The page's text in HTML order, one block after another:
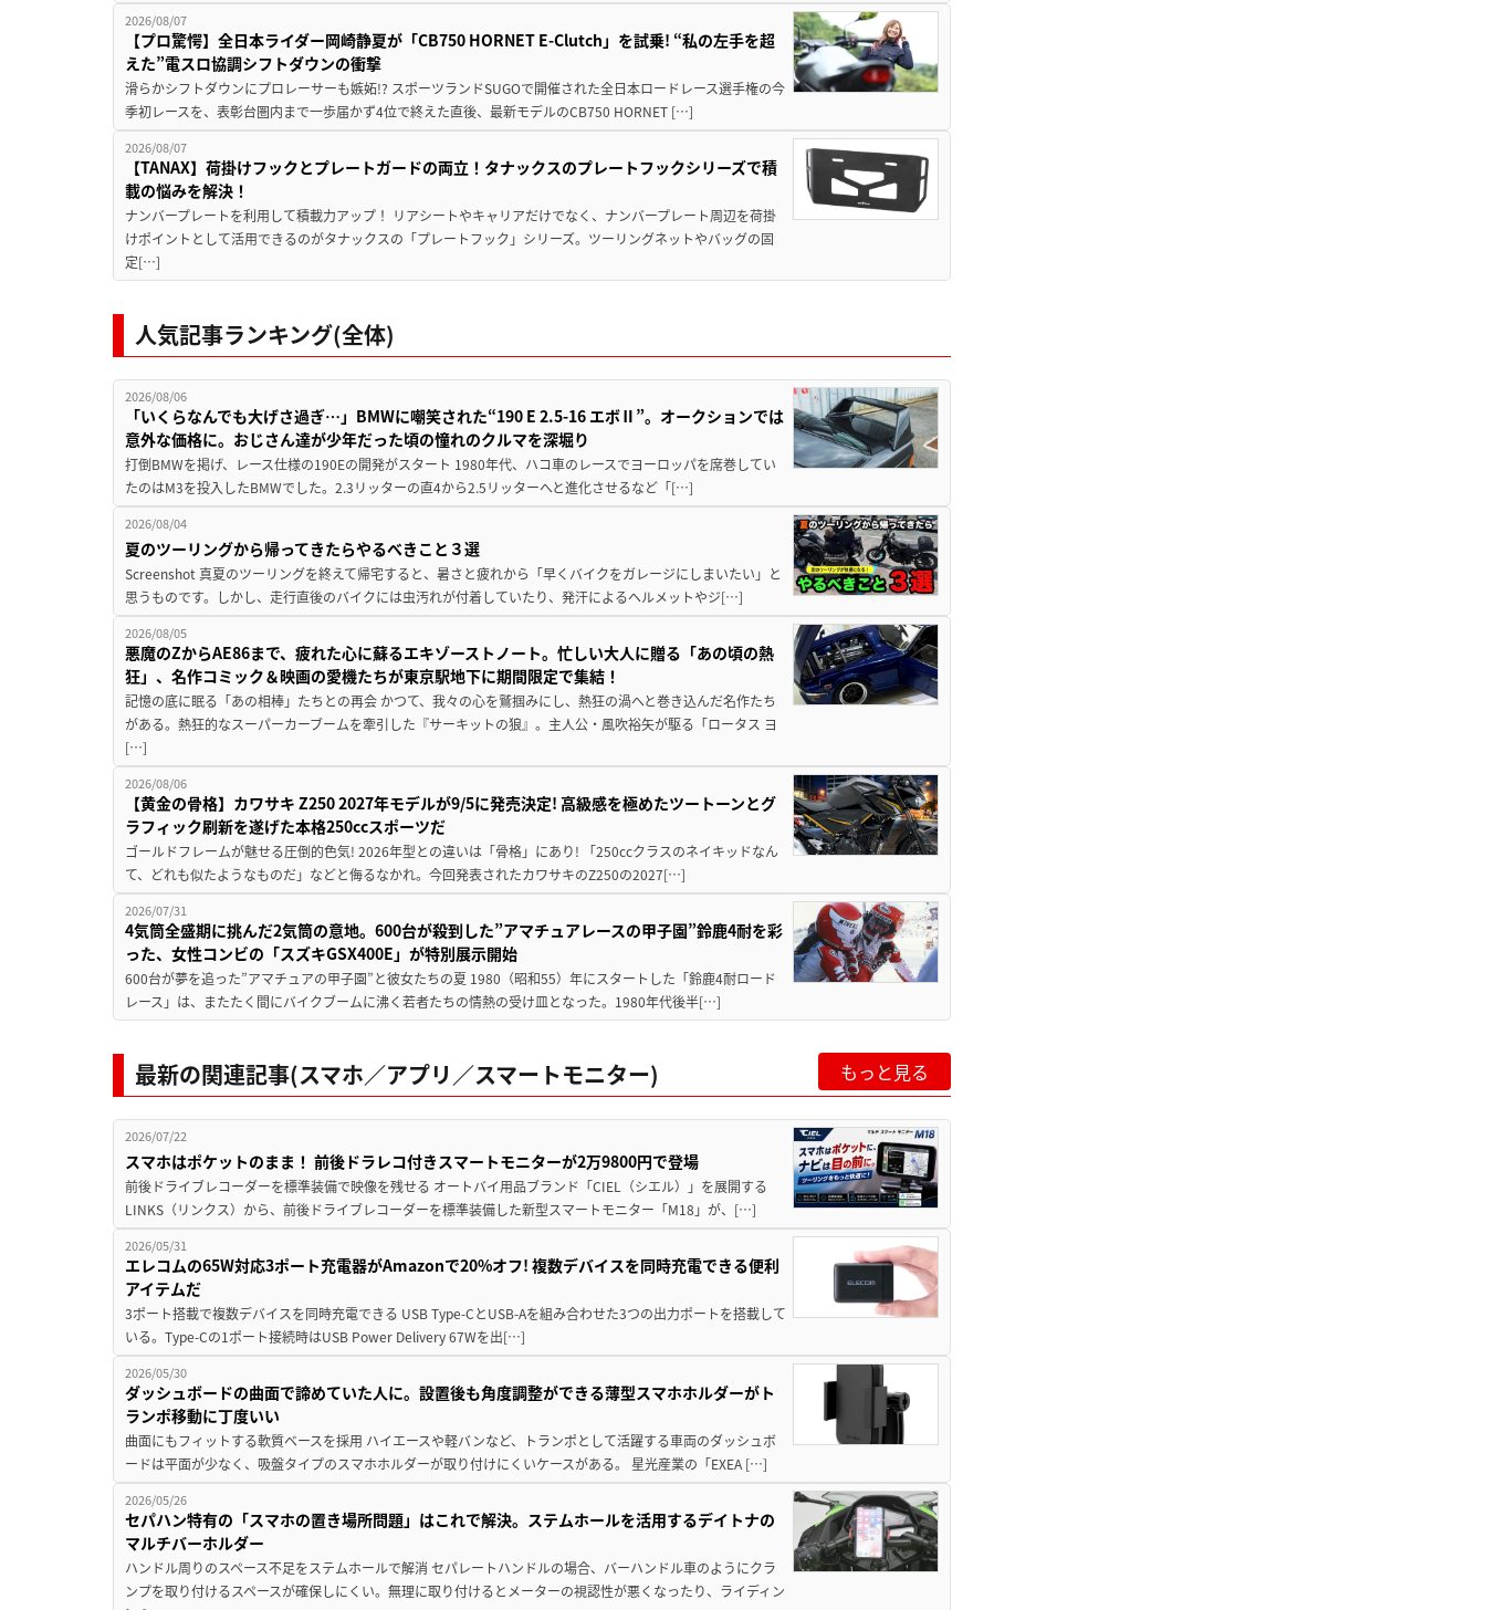
2026/08/07
【プロ驚愕】全日本ライダー岡崎静夏が「CB750 HORNET E-Clutch」を試乗! “私の左手を超
えた”電スロ協調シフトダウンの衝撃
滑らかシフトダウンにプロレーサーも嫉妬!? スポーツランドSUGOで開催された全日本ロードレース選手権の今
季初レースを、表彰台圏内まで一歩届かず4位で終えた直後、最新モデルのCB750 HORNET […]
2026/08/07
【TANAX】荷掛けフックとプレートガードの両立！タナックスのプレートフックシリーズで積
載の悩みを解決！
ナンバープレートを利用して積載力アップ！ リアシートやキャリアだけでなく、ナンバープレート周辺を荷掛
けポイントとして活用できるのがタナックスの「プレートフック」シリーズ。ツーリングネットやバッグの固
定[…]
人気記事ランキング(全体)
2026/08/06
「いくらなんでも大げさ過ぎ…」BMWに嘲笑された“190 E 2.5-16 エボⅡ”。オークションでは
意外な価格に。おじさん達が少年だった頃の憧れのクルマを深堀り
打倒BMWを掲げ、レース仕様の190Eの開発がスタート 1980年代、ハコ車のレースでヨーロッパを席巻してい
たのはM3を投入したBMWでした。2.3リッターの直4から2.5リッターへと進化させるなど「[…]
2026/08/04
夏のツーリングから帰ってきたらやるべきこと３選
Screenshot 真夏のツーリングを終えて帰宅すると、暑さと疲れから「早くバイクをガレージにしまいたい」と
思うものです。しかし、走行直後のバイクには虫汚れが付着していたり、発汗によるヘルメットやジ[…]
2026/08/05
悪魔のZからAE86まで、疲れた心に蘇るエキゾーストノート。忙しい大人に贈る「あの頃の熱
狂」、名作コミック＆映画の愛機たちが東京駅地下に期間限定で集結！
記憶の底に眠る「あの相棒」たちとの再会 かつて、我々の心を鷲掴みにし、熱狂の渦へと巻き込んだ名作たち
がある。熱狂的なスーパーカーブームを牽引した『サーキットの狼』。主人公・風吹裕矢が駆る「ロータス ヨ
[…]
2026/08/06
【黄金の骨格】カワサキ Z250 2027年モデルが9/5に発売決定! 高級感を極めたツートーンとグ
ラフィック刷新を遂げた本格250ccスポーツだ
ゴールドフレームが魅せる圧倒的色気! 2026年型との違いは「骨格」にあり! 「250ccクラスのネイキッドなん
て、どれも似たようなものだ」などと侮るなかれ。今回発表されたカワサキのZ250の2027[…]
2026/07/31
4気筒全盛期に挑んだ2気筒の意地。600台が殺到した”アマチュアレースの甲子園”鈴鹿4耐を彩
った、女性コンビの「スズキGSX400E」が特別展示開始
600台が夢を追った”アマチュアの甲子園”と彼女たちの夏 1980（昭和55）年にスタートした「鈴鹿4耐ロード
レース」は、またたく間にバイクブームに沸く若者たちの情熱の受け皿となった。1980年代後半[…]
最新の関連記事(スマホ／アプリ／スマートモニター) もっと見る
2026/07/22
スマホはポケットのまま！ 前後ドラレコ付きスマートモニターが2万9800円で登場
前後ドライブレコーダーを標準装備で映像を残せる オートバイ用品ブランド「CIEL（シエル）」を展開する
LINKS（リンクス）から、前後ドライブレコーダーを標準装備した新型スマートモニター「M18」が、[…]
2026/05/31
エレコムの65W対応3ポート充電器がAmazonで20%オフ! 複数デバイスを同時充電できる便利
アイテムだ
3ポート搭載で複数デバイスを同時充電できる USB Type-CとUSB-Aを組み合わせた3つの出力ポートを搭載して
いる。Type-Cの1ポート接続時はUSB Power Delivery 67Wを出[…]
2026/05/30
ダッシュボードの曲面で諦めていた人に。設置後も角度調整ができる薄型スマホホルダーがト
ランポ移動に丁度いい
曲面にもフィットする軟質ベースを採用 ハイエースや軽バンなど、トランポとして活躍する車両のダッシュボ
ードは平面が少なく、吸盤タイプのスマホホルダーが取り付けにくいケースがある。 星光産業の「EXEA […]
2026/05/26
セパハン特有の「スマホの置き場所問題」はこれで解決。ステムホールを活用するデイトナの
マルチバーホルダー
ハンドル周りのスペース不足をステムホールで解消 セパレートハンドルの場合、バーハンドル車のようにクラ
ンプを取り付けるスペースが確保しにくい。無理に取り付けるとメーターの視認性が悪くなったり、ライディン